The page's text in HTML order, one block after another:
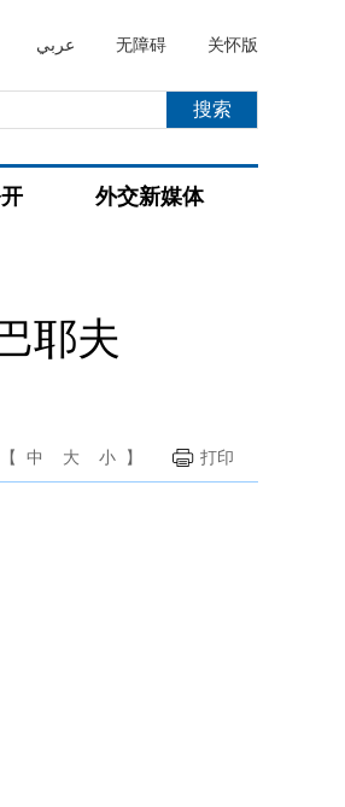
عربي 无障碍 关怀版
外交新媒体
耶夫
【 中 大 小 】 打印